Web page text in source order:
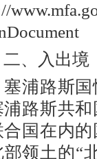
入出境
路斯国情
浦路斯共
合国在内
部领土的“